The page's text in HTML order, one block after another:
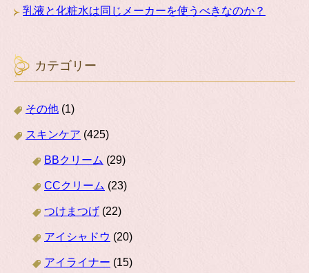
乳液と化粧水は同じメーカーを使うべきなのか？
カテゴリー
その他 (1)
スキンケア (425)
BBクリーム (29)
CCクリーム (23)
つけまつげ(22)
アイシャドウ (20)
アイライナー (15)